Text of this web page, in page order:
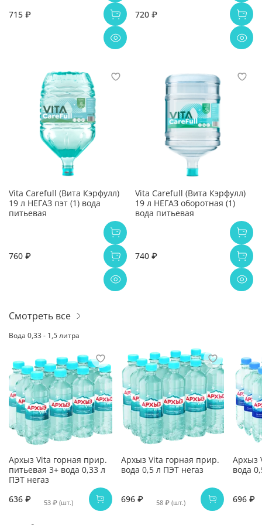
715 ₽ 720 ₽
Vita Carefull (Вита Кэрфулл)
19 л НЕГАЗ пэт (1) вода
питьевая
760 ₽
Vita Carefull (Вита Кэрфулл)
19 л НЕГАЗ оборотная (1)
вода питьевая
740 ₽
Смотреть все
Вода 0,33 - 1,5 литра
Архыз Vita горная прир.
питьевая 3+ вода 0,33 л
ПЭТ негаз
636 ₽
53 ₽ (шт.)
Архыз Vita горная прир.
вода 0,5 л ПЭТ негаз
696 ₽ 58 ₽ (шт.)
Архыз
вода
696 ₽